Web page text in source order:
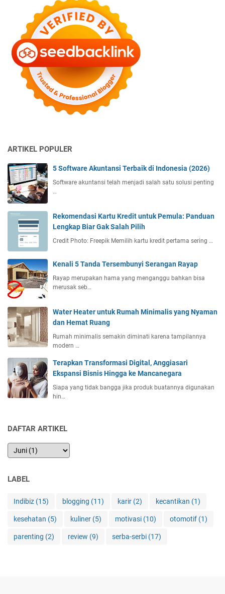
ARTIKEL POPULER
5 Software Akuntansi Terbaik di Indonesia (2026)
Software akuntansi telah menjadi salah satu solusi penting
…
Rekomendasi Kartu Kredit untuk Pemula: Panduan
Lengkap Biar Gak Salah Pilih
Credit Photo: Freepik Memilih kartu kredit pertama sering …
Kenali 5 Tanda Tersembunyi Serangan Rayap
Rayap merupakan hama yang menganggu bahkan bisa
merusak seb…
Water Heater untuk Rumah Minimalis yang Nyaman
dan Hemat Ruang
Rumah minimalis semakin diminati karena tampilannya
modern …
Terapkan Transformasi Digital, Anggiasari
Ekspansi Bisnis Hingga ke Mancanegara
Siapa yang tidak bangga jika produk buatannya digunakan
hin…
DAFTAR ARTIKEL
LABEL
Indibiz (15) blogging (11) karir (2) kecantikan (1)
kesehatan (5) kuliner (5) motivasi (10) otomotif (1)
parenting (2) review (9) serba-serbi (17)